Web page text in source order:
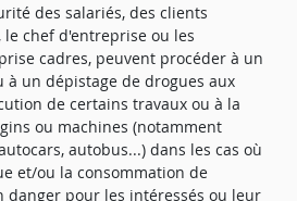
des salariés, des clients
chef d'entreprise ou les
cadres, peuvent procéder à un
à un dépistage de drogues aux
de certains travaux ou à la
ou machines (notamment
autobus...) dans les cas où
et/ou la consommation de
danger pour les intéressés ou leur